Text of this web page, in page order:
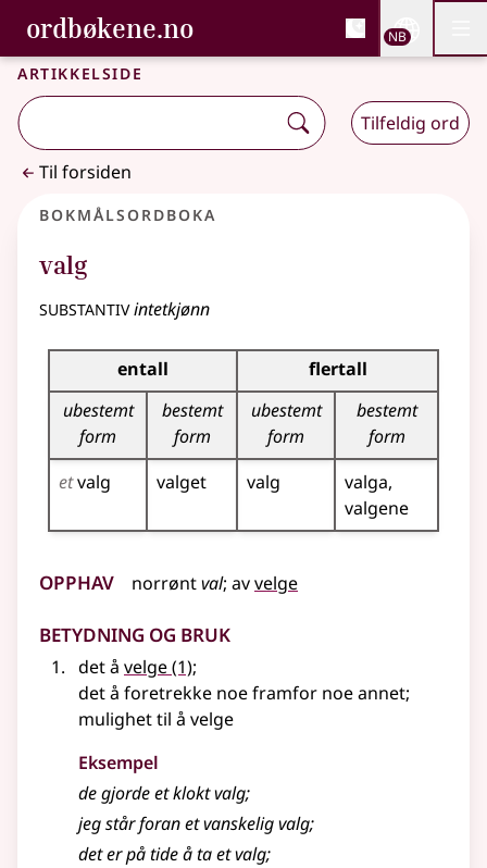
Gå til hovedinnhold
Tilgjengelighet
ordbøkene.no, Bokmålsordboka og
Bokmålsordboka og Nynorskordboka
NB
Artikkelside
Tilfeldig ord
Til forsiden
Bokmålsordboka
valg
substantivintetkjønn
Bøyingstabell for dette substantivet
entall
flertall
ubestemt
form
bestemt
form
ubestemt
form
bestemt
form
etvalg valget valg
valga
valgene
Opphav norrøntval; avvelge
Betydning og bruk
det å velge(1);
det å foretrekke noe framfor noe annet;
mulighet til å velge
Eksempel
de gjorde et kloktvalg;
jeg står foran et vanskeligvalg;
det er på tide å ta et valg;